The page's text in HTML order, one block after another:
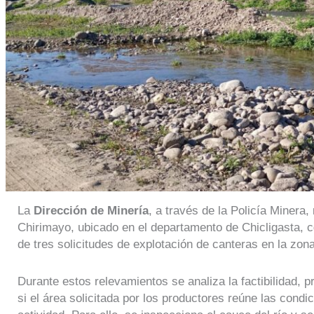
La Dirección de Minería, a través de la Policía
Chirimayo, ubicado en el departamento de Chicligasta,
de tres solicitudes de explotación de canteras en la
Durante estos relevamientos se analiza la factibilidad,
si el área solicitada por los productores reúne las